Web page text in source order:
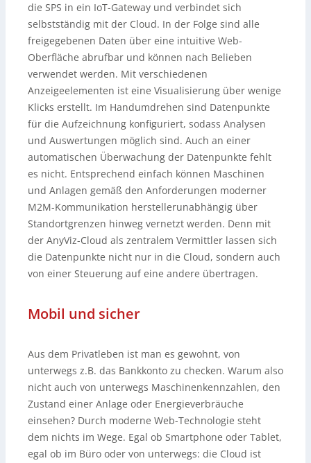
die SPS in ein IoT-Gateway und verbindet sich
selbstständig mit der Cloud. In der Folge sind alle
freigegebenen Daten über eine intuitive Web-
Oberfläche abrufbar und können nach Belieben
verwendet werden. Mit verschiedenen
Anzeigeelementen ist eine Visualisierung über wenige
Klicks erstellt. Im Handumdrehen sind Datenpunkte
für die Aufzeichnung konfiguriert, sodass Analysen
und Auswertungen möglich sind. Auch an einer
automatischen Überwachung der Datenpunkte fehlt
es nicht. Entsprechend einfach können Maschinen
und Anlagen gemäß den Anforderungen moderner
M2M-Kommunikation herstellerunabhängig über
Standortgrenzen hinweg vernetzt werden. Denn mit
der AnyViz-Cloud als zentralem Vermittler lassen sich
die Datenpunkte nicht nur in die Cloud, sondern auch
von einer Steuerung auf eine andere übertragen.
Mobil und sicher
Aus dem Privatleben ist man es gewohnt, von
unterwegs z.B. das Bankkonto zu checken. Warum also
nicht auch von unterwegs Maschinenkennzahlen, den
Zustand einer Anlage oder Energieverbräuche
einsehen? Durch moderne Web-Technologie steht
dem nichts im Wege. Egal ob Smartphone oder Tablet,
egal ob im Büro oder von unterwegs: die Cloud ist